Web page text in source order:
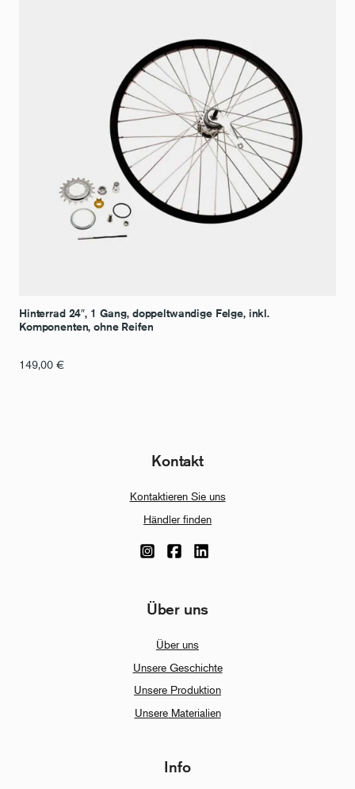
Hinterrad 24″, 1 Gang, doppeltwandige Felge, inkl.
Komponenten, ohne Reifen
149,00 €
Kontakt
Kontaktieren Sie uns
Händler finden
Über uns
Über uns
Unsere Geschichte
Unsere Produktion
Unsere Materialien
Info